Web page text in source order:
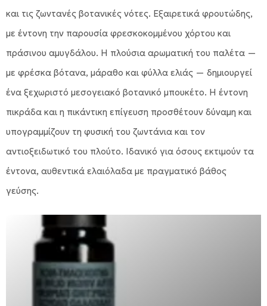
και τις ζωντανές βοτανικές νότες. Εξαιρετικά φρουτώδης,
με έντονη την παρουσία φρεσκοκομμένου χόρτου και
πράσινου αμυγδάλου. Η πλούσια αρωματική του παλέτα —
με φρέσκα βότανα, μάραθο και φύλλα ελιάς — δημιουργεί
ένα ξεχωριστό μεσογειακό βοτανικό μπουκέτο. Η έντονη
πικράδα και η πικάντικη επίγευση προσθέτουν δύναμη και
υπογραμμίζουν τη φυσική του ζωντάνια και τον
αντιοξειδωτικό του πλούτο. Ιδανικό για όσους εκτιμούν τα
έντονα, αυθεντικά ελαιόλαδα με πραγματικό βάθος
γεύσης.